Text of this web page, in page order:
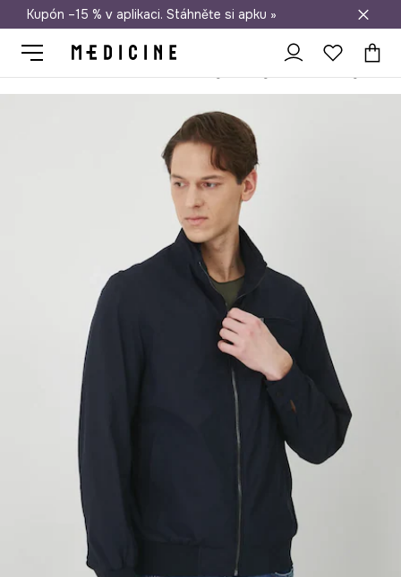
Doprava zdarma při nákupu nad 1 200 Kč
Kupón –15 % v aplikaci. Stáhněte si apku »